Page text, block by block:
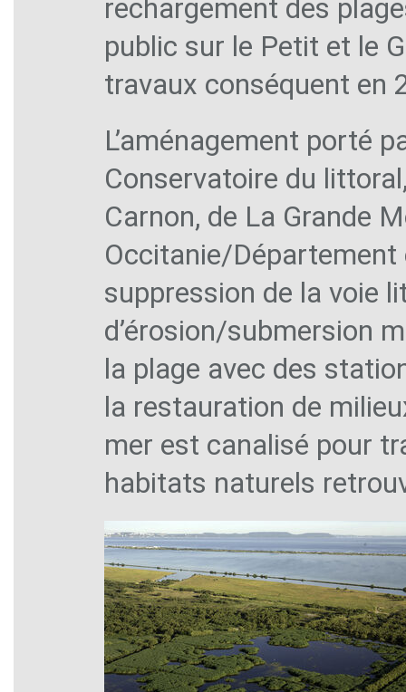
rechargement des
public sur le Petit et le
travaux conséquent en
L’aménagement porté
Conservatoire du
Carnon, de La Grande
Occitanie/Département
suppression de la voie
d’érosion/submersion
la plage avec des
la restauration de
mer est canalisé pour
habitats naturels